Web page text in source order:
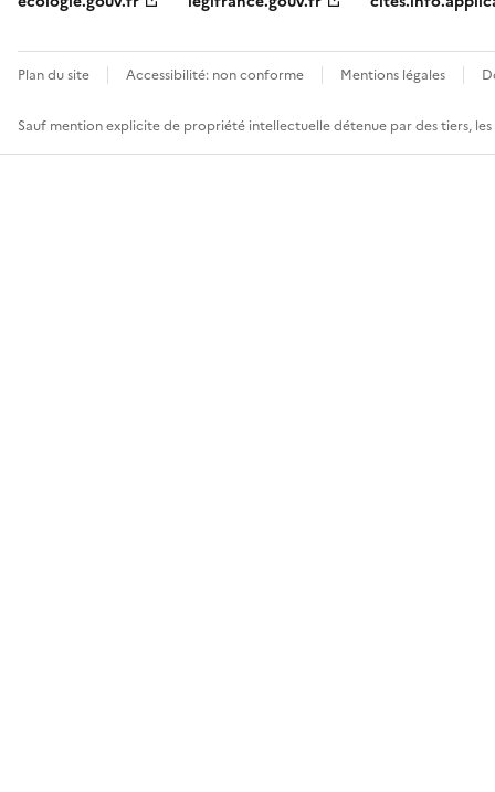
Plan du site Accessibilité: non conforme Mentions légales
Sauf mention explicite de propriété intellectuelle détenue par des tiers,